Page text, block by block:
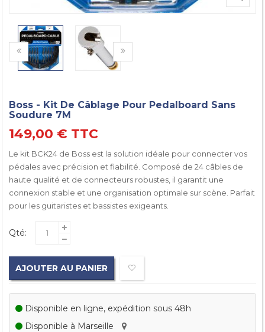
Boss - Kit De Câblage Pour Pedalboard Sans
Soudure 7M
149,00 € TTC
Le kit BCK24 de Boss est la solution idéale pour connecter vos
pédales avec précision et fiabilité. Composé de 24 câbles de
haute qualité et de connecteurs robustes, il garantit une
connexion stable et une organisation optimale sur scène. Parfait
pour les guitaristes et bassistes exigeants.
Qté:
AJOUTER AU PANIER
Disponible en ligne, expédition sous 48h
Disponible à Marseille